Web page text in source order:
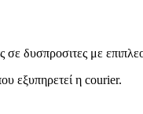
σε δυσπροσιτες με
εξυπηρετεί η courier.